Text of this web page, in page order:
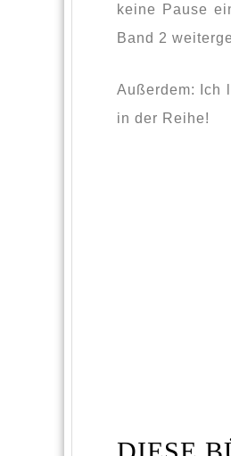
keine Pause
Band 2
Außerdem: Ich
in der Reihe!